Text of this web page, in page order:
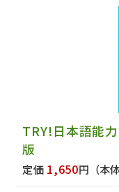
TRY!日本語能
版
定価 1,650円 （本